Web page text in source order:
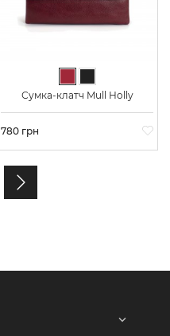
Сумка-клатч Mull Holly
Цена
780 грн